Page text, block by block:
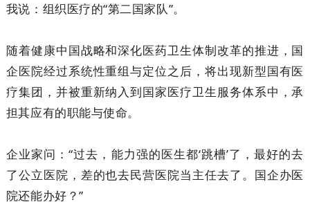
我说：组织医疗的“第二国家队”。
随着健康中国战略和深化医药卫生体制改革的推进，国
企医院经过系统性重组与定位之后，将出现新型国有医
疗集团，并被重新纳入到国家医疗卫生服务体系中，承
担其应有的职能与使命。
企业家问：“过去，能力强的医生都‘跳槽’了，最好的去
了公立医院，差的也去民营医院当主任去了。国企办医
院还能办好？”